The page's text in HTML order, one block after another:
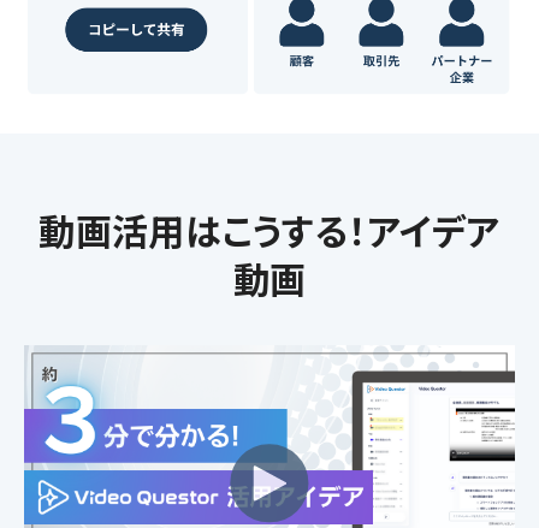
動画活用はこうする！アイデア
動画